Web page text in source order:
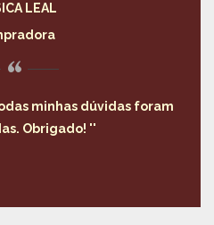
LEAL
“
minhas dúvidas foram
Obrigado!